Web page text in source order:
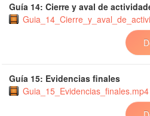
Guía 14: Cierre y aval de
Guía 15: Evidencias finales
Guia_15_Evidencias_finales.mp4